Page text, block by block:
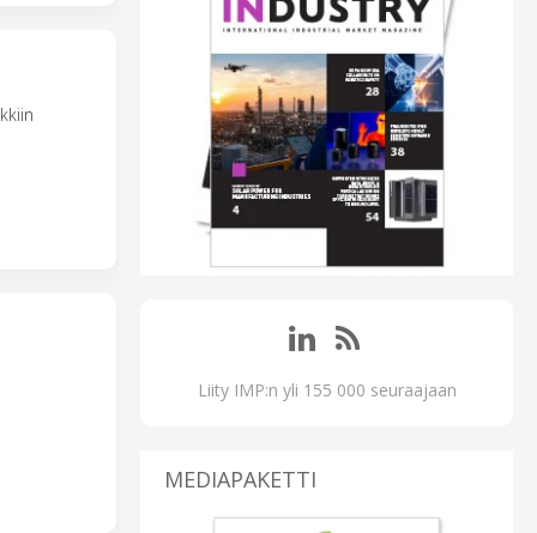
Liity IMP:n yli 155 000 seuraajaan
MEDIAPAKETTI